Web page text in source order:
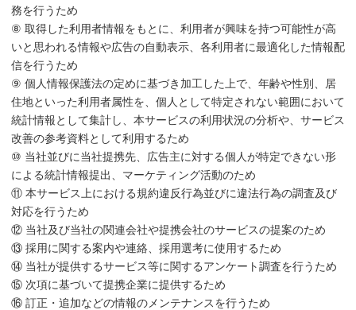
務を行うため
⑧ 取得した利用者情報をもとに、利用者が興味を持つ可能性が高
いと思われる情報や広告の自動表示、各利用者に最適化した情報配
信を行うため
⑨ 個人情報保護法の定めに基づき加工した上で、年齢や性別、居
住地といった利用者属性を、個人として特定されない範囲において
統計情報として集計し、本サービスの利用状況の分析や、サービス
改善の参考資料として利用するため
⑩ 当社並びに当社提携先、広告主に対する個人が特定できない形
による統計情報提出、マーケティング活動のため
⑪ 本サービス上における規約違反行為並びに違法行為の調査及び
対応を行うため
⑫ 当社及び当社の関連会社や提携会社のサービスの提案のため
⑬ 採用に関する案内や連絡、採用選考に使用するため
⑭ 当社が提供するサービス等に関するアンケート調査を行うため
⑮ 次項に基づいて提携企業に提供するため
⑯ 訂正・追加などの情報のメンテナンスを行うため